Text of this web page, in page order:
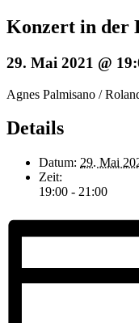
Konzert in der
29. Mai 2021 @
Agnes Palmisano /
Details
Datum: 29. Mai
Zeit:
19:00 - 21:00